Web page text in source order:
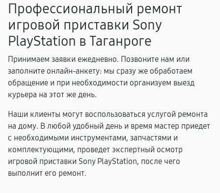
Профессиональный ремонт
игровой приставки Sony
PlayStation в Таганроге
Принимаем заявки ежедневно. Позвоните нам или
заполните онлайн-анкету: мы сразу же обработаем
обращение и при необходимости организуем выезд
курьера на этот же день.
Наши клиенты могут воспользоваться услугой ремонта
на дому. В любой удобный день и время мастер приедет
с необходимыми инструментами, запчастями и
комплектующими, проведет экспертный осмотр
игровой приставки Sony PlayStation, после чего
выполнит его ремонт.